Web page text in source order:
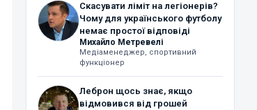
Скасувати ліміт на легіонерів?
Чому для українського футболу
немає простої відповіді
Михайло Метревелі
Медіаменеджер, спортивний
функціонер
Леброн щось знає, якщо
відмовився від грошей